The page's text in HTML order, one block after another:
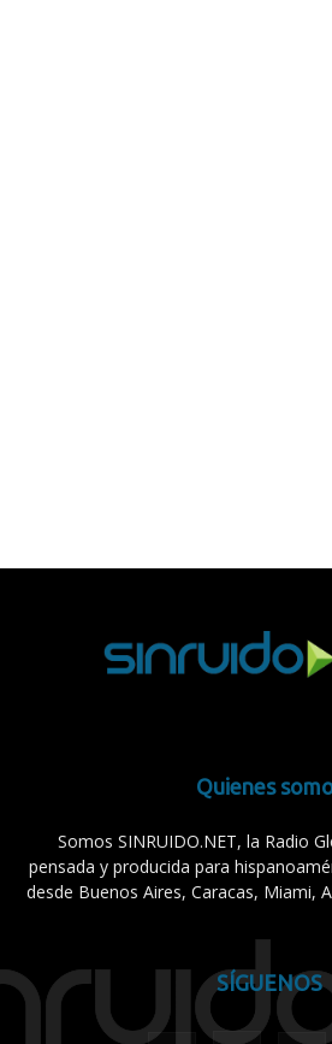
Quienes
Somos SINRUIDO.NET, la Radio
pensada y producida para
desde Buenos Aires, Caracas, Miami,
SÍGUENOS